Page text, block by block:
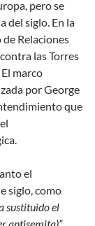
pero se
del siglo. En la
Relaciones
las Torres
marco
por George
que
el
siglo, como
sustituido el